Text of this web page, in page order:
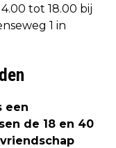
tot 18.00 bij
1 in
een
de 18 en 40